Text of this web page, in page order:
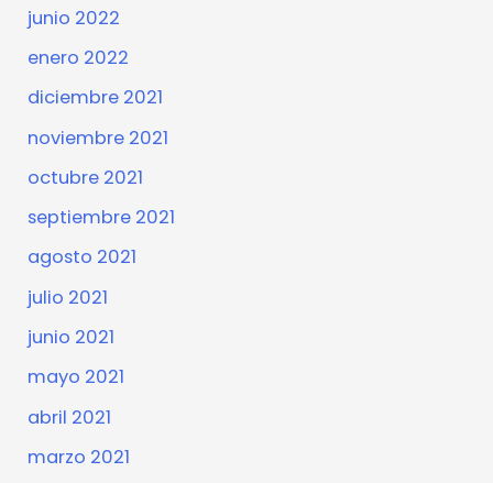
junio 2022
enero 2022
diciembre 2021
noviembre 2021
octubre 2021
septiembre 2021
agosto 2021
julio 2021
junio 2021
mayo 2021
abril 2021
marzo 2021